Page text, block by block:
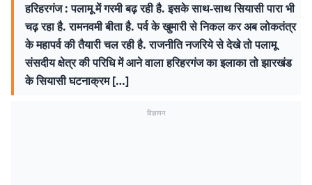
हरिहरगंज : पलामू में गरमी बढ़ रही है. इसके साथ-साथ सियासी पारा भी
चढ़ रहा है. रामनवमी बीता है. पर्व के खुमारी से निकल कर अब लोकतंत्र
के महापर्व की तैयारी चल रही है. राजनीति नजरिये से देखे तो पलामू
संसदीय क्षेत्र की परिधि में आने वाला हरिहरगंज का इलाका तो झारखंड
के सियासी घटनाक्रम […]
विज्ञापन